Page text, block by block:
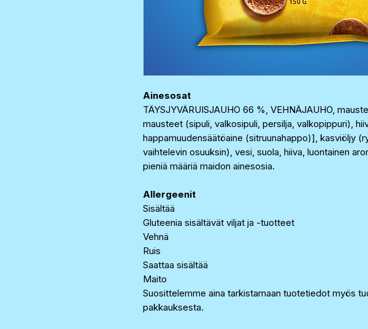
Ainesosat
TÄYSJYVÄRUISJAUHO 66 %, VEHNÄJAUHO,
mausteet (sipuli, valkosipuli, persilja, valkopippuri),
happamuudensäätöaine (sitruunahappo)], kasviöljy
vaihtelevin osuuksin), vesi, suola, hiiva, luontainen
pieniä määriä maidon ainesosia.
Allergeenit
Sisältää
Gluteenia sisältävät viljat ja -tuotteet
Vehnä
Ruis
Saattaa sisältää
Maito
Suosittelemme aina tarkistamaan tuotetiedot myös
pakkauksesta.